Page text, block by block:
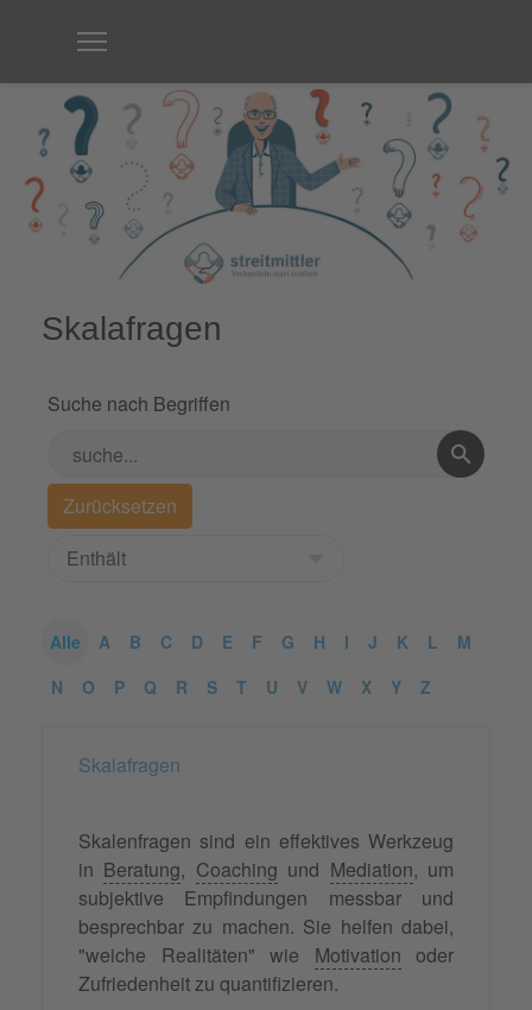
Skalafragen
Suche nach Begriffen
Alle A B C D E F G H I J K L
M
N
O P Q R S T U V W X Y Z
Skalafragen
Skalenfragen sind ein effektives Werkzeug
in Beratung, Coaching und Mediation, um
subjektive Empfindungen messbar und
besprechbar zu machen. Sie helfen dabei,
"weiche Realitäten" wie Motivation oder
Zufriedenheit zu quantifizieren.